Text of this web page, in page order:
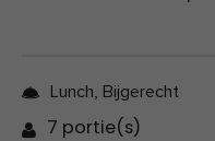
Lunch, Bijgerecht
7 portie(s)